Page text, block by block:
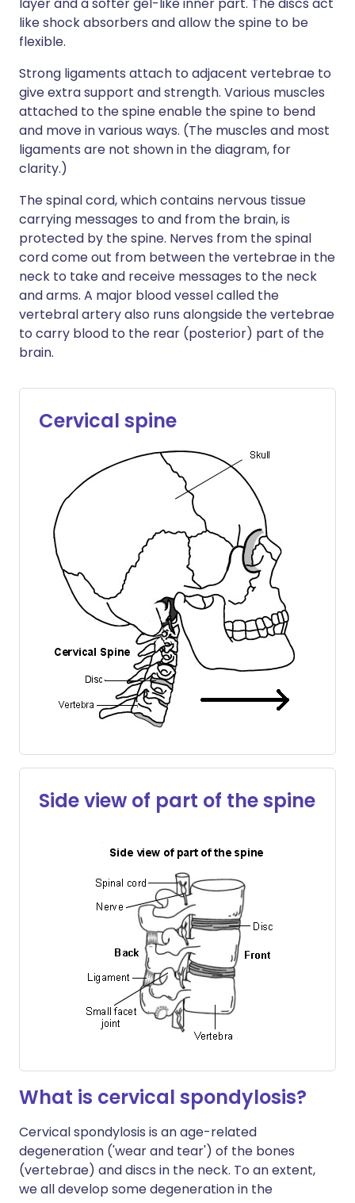
like shock absorbers and allow the spine to be
flexible.
Strong ligaments attach to adjacent vertebrae to
give extra support and strength. Various muscles
attached to the spine enable the spine to bend
and move in various ways. (The muscles and most
ligaments are not shown in the diagram, for
clarity.)
The spinal cord, which contains nervous tissue
carrying messages to and from the brain, is
protected by the spine. Nerves from the spinal
cord come out from between the vertebrae in the
neck to take and receive messages to the neck
and arms. A major blood vessel called the
vertebral artery also runs alongside the vertebrae
to carry blood to the rear (posterior) part of the
brain.
Cervical spine
Side view of part of the spine
What is cervical spondylosis?
Cervical spondylosis is an age-related
degeneration ('wear and tear') of the bones
(vertebrae) and discs in the neck. To an extent,
we all develop some degeneration in the